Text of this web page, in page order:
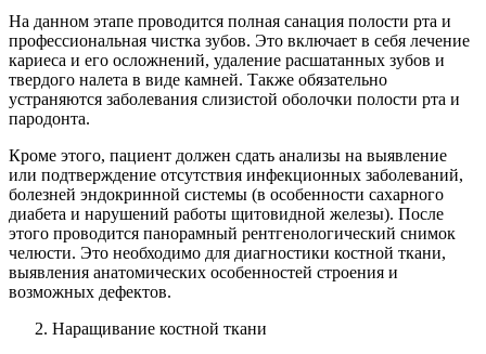
На данном этапе проводится полная санация полости рта и
профессиональная чистка зубов. Это включает в себя лечение
кариеса и его осложнений, удаление расшатанных зубов и
твердого налета в виде камней. Также обязательно
устраняются заболевания слизистой оболочки полости рта и
пародонта.
Кроме этого, пациент должен сдать анализы на выявление
или подтверждение отсутствия инфекционных заболеваний,
болезней эндокринной системы (в особенности сахарного
диабета и нарушений работы щитовидной железы). После
этого проводится панорамный рентгенологический снимок
челюсти. Это необходимо для диагностики костной ткани,
выявления анатомических особенностей строения и
возможных дефектов.
Наращивание костной ткани